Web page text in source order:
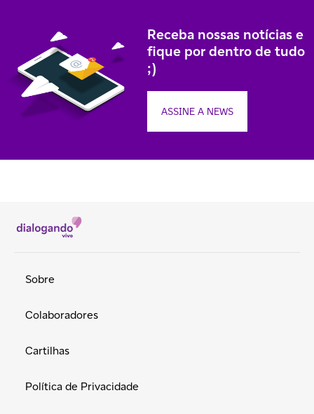
Receba nossas notícias e
fique por dentro de tudo
;)
ASSINE A NEWS
Sobre
Colaboradores
Cartilhas
Política de Privacidade